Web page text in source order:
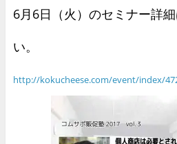
6月6日（火）のセミナー詳
い。
http://kokucheese.com/event/index/